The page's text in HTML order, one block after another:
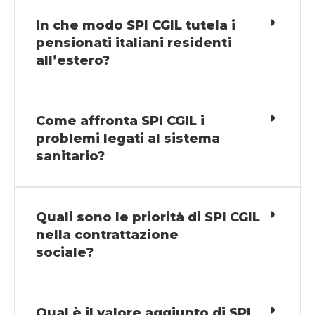
In che modo SPI CGIL tutela i
pensionati italiani residenti
all’estero?
Come affronta SPI CGIL i
problemi legati al sistema
sanitario?
Quali sono le priorità di SPI CGIL
nella contrattazione
sociale?